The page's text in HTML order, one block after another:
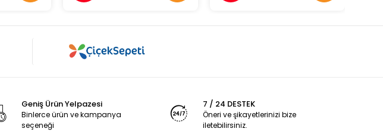
Geniş Ürün Yelpazesi
Binlerce ürün ve kampanya
seçeneği
7 / 24 DESTEK
Öneri ve şikayetlerinizi bize
iletebilirsiniz.